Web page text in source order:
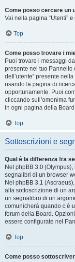
Come posso cercare un
Vai nella pagina “Utenti”
Top
Come posso trovare i
Puoi trovare i messaggi
presente nel tuo Pannello
dell’utente” presente
usando la pagina di
opportunamente. Puoi
cliccando sull’omonima
in ogni pagina della
Top
Sottoscrizioni e
Qual è la differenza fra
Nel phpBB 3.0
segnalibri di un browser
Nel phpBB 3.1
alla sottoscrizione di un
un segnalibro di un
comunicherà quando c’è
forum della Board.
essere configurate nel
Top
Come posso